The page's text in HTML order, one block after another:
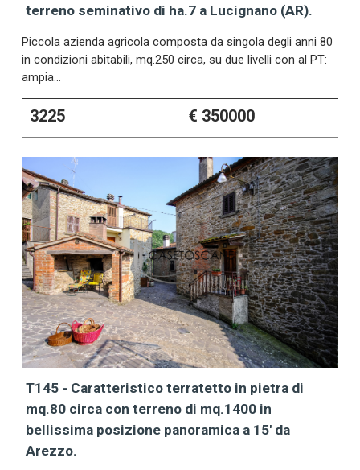
terreno seminativo di ha.7 a Lucignano (AR).
Piccola azienda agricola composta da singola degli anni 80
in condizioni abitabili, mq.250 circa, su due livelli con al PT:
ampia…
3225 € 350000
T145 - Caratteristico terratetto in pietra di
mq.80 circa con terreno di mq.1400 in
bellissima posizione panoramica a 15' da
Arezzo.